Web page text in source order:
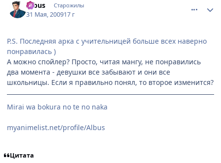
Albus Старожилы
31 Мая, 200917 г
P.S. Последняя арка с учительницей больше всех наверно
понравилась )
А можно спойлер? Просто, читая мангу, не понравились
два момента - девушки все забывают и они все
школьницы. Если я правильно понял, то второе изменится?
Mirai wa bokura no te no naka
myanimelist.net/profile/Albus
Цитата